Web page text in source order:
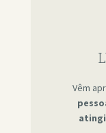
Vêm